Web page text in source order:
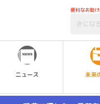
便利なお助
ニュース 未来